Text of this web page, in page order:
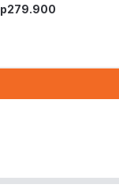
279.900